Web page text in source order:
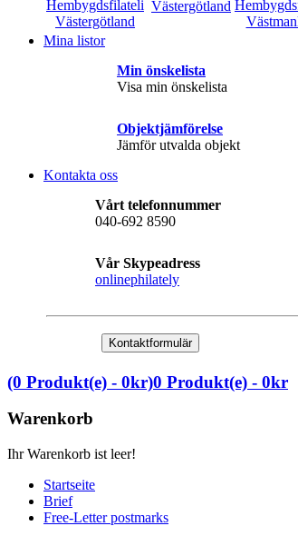
Västergötland
Mina listor
Min önskelista
Visa min önskelista
Objektjämförelse
Jämför utvalda objekt
Kontakta oss
Vårt telefonnummer
040-692 8590
Vår Skypeadress
onlinephilately
Kontaktformulär
(0 Produkt(e) - 0kr)0 Produkt(e) - 0kr
Warenkorb
Ihr Warenkorb ist leer!
Startseite
Brief
Free-Letter postmarks